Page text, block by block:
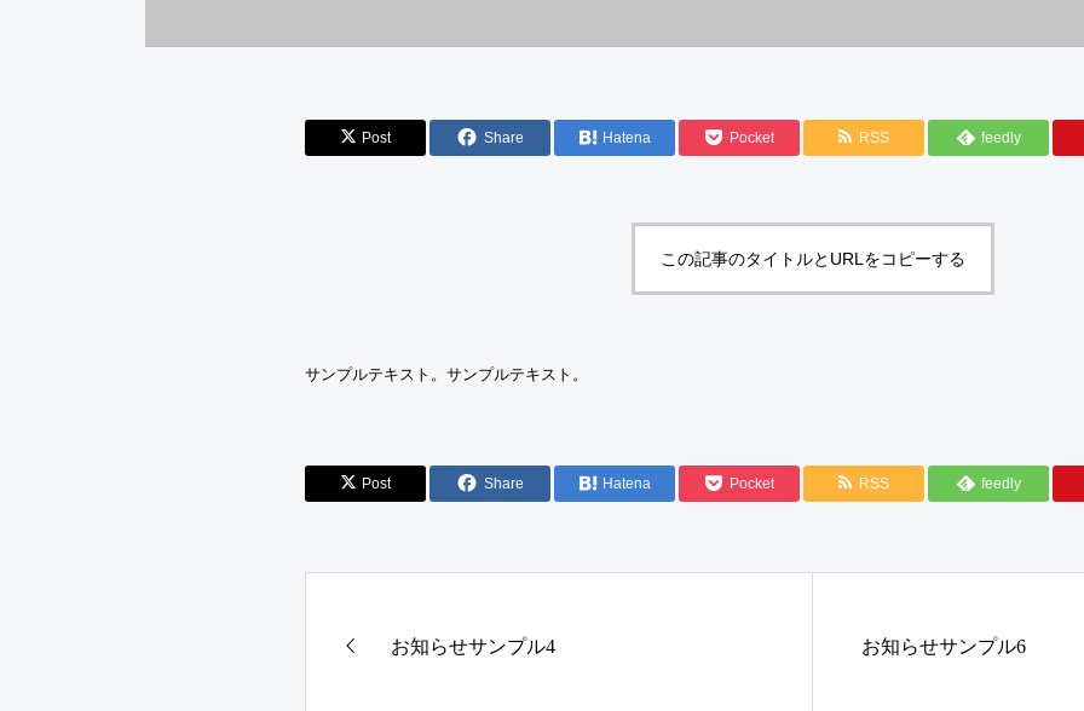
Post Share Hatena Pocket RSS feedly
この記事のタイトルとURLをコピーする
サンプルテキスト。サンプルテキスト。
Post Share Hatena Pocket RSS feedly
お知らせサンプル4 お知らせサンプル6